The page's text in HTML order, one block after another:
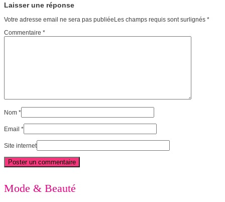
Laisser une réponse
Votre adresse email ne sera pas publiéeLes champs requis sont surlignés *
Commentaire *
Nom *
Email *
Site internet
Mode & Beauté